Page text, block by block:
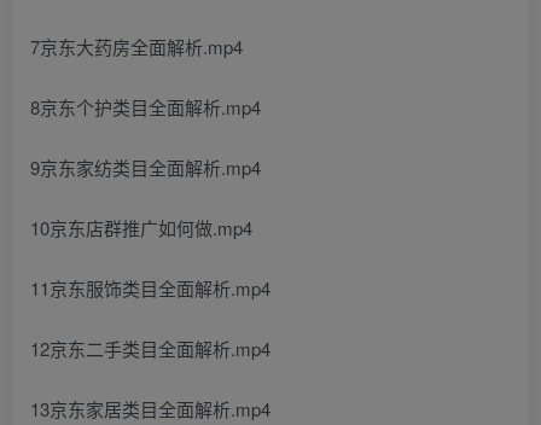
7京东大药房全面解析.mp4
8京东个护类目全面解析.mp4
9京东家纺类目全面解析.mp4
10京东店群推广如何做.mp4
11京东服饰类目全面解析.mp4
12京东二手类目全面解析.mp4
13京东家居类目全面解析.mp4